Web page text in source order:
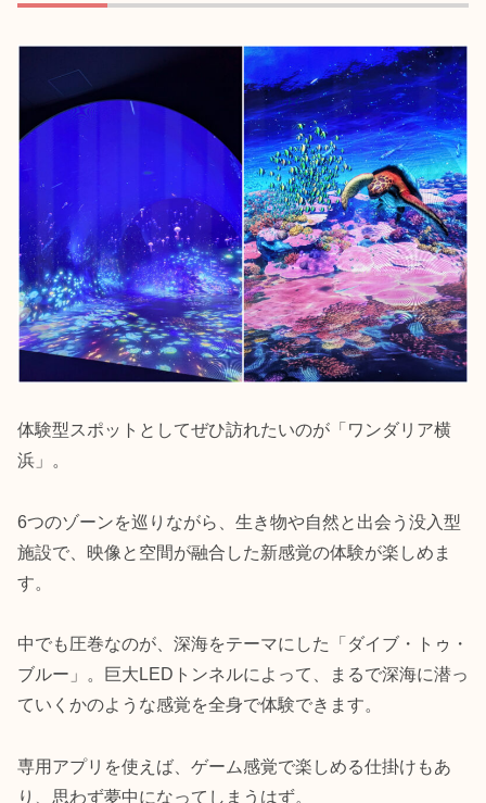
体験型スポットとしてぜひ訪れたいのが「ワンダリア横
浜」。
6つのゾーンを巡りながら、生き物や自然と出会う没入型
施設で、映像と空間が融合した新感覚の体験が楽しめま
す。
中でも圧巻なのが、深海をテーマにした「ダイブ・トゥ・
ブルー」。巨大LEDトンネルによって、まるで深海に潜っ
ていくかのような感覚を全身で体験できます。
専用アプリを使えば、ゲーム感覚で楽しめる仕掛けもあ
り、思わず夢中になってしまうはず。